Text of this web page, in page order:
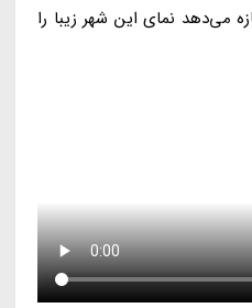
می‌دهد نمای این شهر زیبا را